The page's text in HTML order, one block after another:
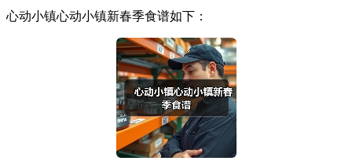
心动小镇心动小镇新春季食谱如下：